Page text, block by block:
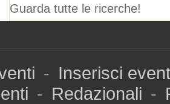
Guarda tutte le ricerche!
- Inserisci
- Redazionali -